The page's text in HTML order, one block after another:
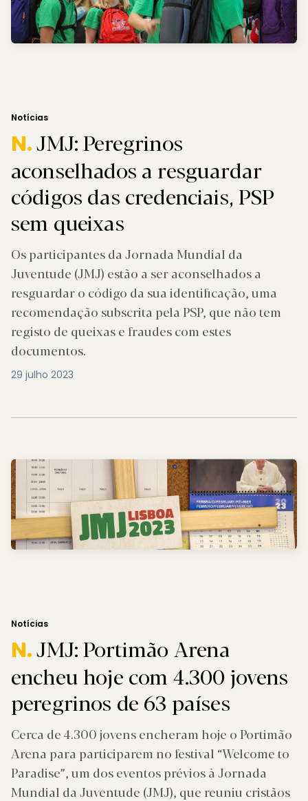
Notícias
N.JMJ: Peregrinos
aconselhados a resguardar
códigos das credenciais, PSP
sem queixas
Os participantes da Jornada Mundial da
Juventude (JMJ) estão a ser aconselhados a
resguardar o código da sua identificação, uma
recomendação subscrita pela PSP, que não tem
registo de queixas e fraudes com estes
documentos.
29 julho 2023
Notícias
N.JMJ: Portimão Arena
encheu hoje com 4.300 jovens
peregrinos de 63 países
Cerca de 4.300 jovens encheram hoje o Portimão
Arena para participarem no festival “Welcome to
Paradise”, um dos eventos prévios à Jornada
Mundial da Juventude (JMJ), que reuniu cristãos